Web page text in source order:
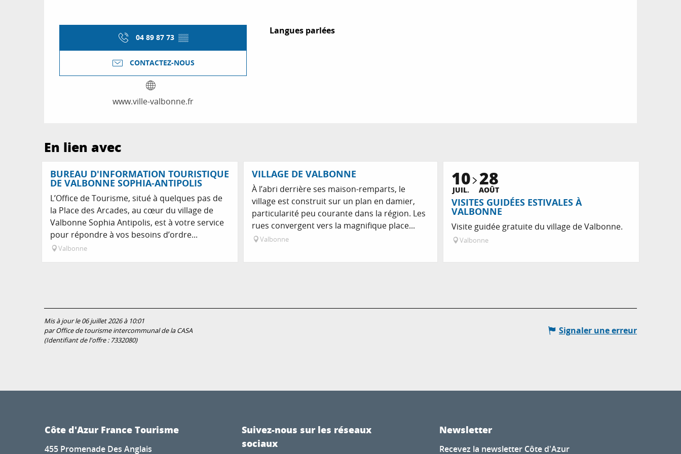
04 89 87 73 ▒▒
CONTACTEZ-NOUS
www.ville-valbonne.fr
Langues parlées
Langues parlées
En lien avec
BUREAU D'INFORMATION TOURISTIQUE
DE VALBONNE SOPHIA-ANTIPOLIS
L’Office de Tourisme, situé à quelques pas de
la Place des Arcades, au cœur du village de
Valbonne Sophia Antipolis, est à votre service
pour répondre à vos besoins d’ordre...
Valbonne
VILLAGE DE VALBONNE
À l’abri derrière ses maison-remparts, le
village est construit sur un plan en damier,
particularité peu courante dans la région. Les
rues convergent vers la magnifique place...
Valbonne
10
JUIL. 28
AOÛT
VISITES GUIDÉES ESTIVALES À
VALBONNE
Visite guidée gratuite du village de Valbonne.
Valbonne
Mis à jour le 06 juillet 2026 à 10:01
par Office de tourisme intercommunal de la CASA
(Identifiant de l'offre : 7332080)
Signaler une erreur
Côte d'Azur France Tourisme
455 Promenade Des Anglais
Suivez-nous sur les réseaux
sociaux
Newsletter
Recevez la newsletter Côte d'Azur